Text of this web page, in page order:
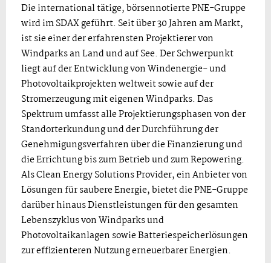
Die international tätige, börsennotierte PNE-Gruppe
wird im SDAX geführt. Seit über 30 Jahren am Markt,
ist sie einer der erfahrensten Projektierer von
Windparks an Land und auf See. Der Schwerpunkt
liegt auf der Entwicklung von Windenergie- und
Photovoltaikprojekten weltweit sowie auf der
Stromerzeugung mit eigenen Windparks. Das
Spektrum umfasst alle Projektierungsphasen von der
Standorterkundung und der Durchführung der
Genehmigungsverfahren über die Finanzierung und
die Errichtung bis zum Betrieb und zum Repowering.
Als Clean Energy Solutions Provider, ein Anbieter von
Lösungen für saubere Energie, bietet die PNE-Gruppe
darüber hinaus Dienstleistungen für den gesamten
Lebenszyklus von Windparks und
Photovoltaikanlagen sowie Batteriespeicherlösungen
zur effizienteren Nutzung erneuerbarer Energien.